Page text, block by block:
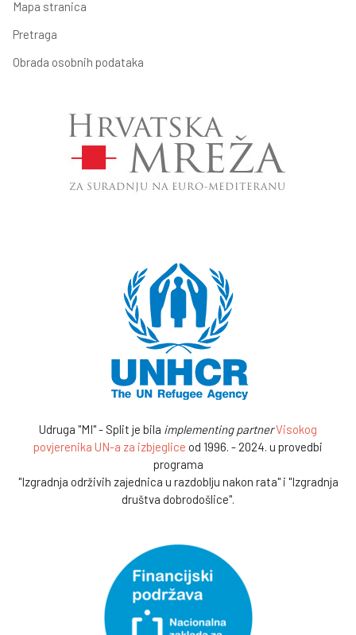
Mapa stranica
Pretraga
Obrada osobnih podataka
Udruga "MI" - Split je bila implementing partnerVisokog
povjerenika UN-a za izbjeglice od 1996. - 2024. u provedbi
programa
"Izgradnja održivih zajednica u razdoblju nakon rata" i "Izgradnja
društva dobrodošlice".